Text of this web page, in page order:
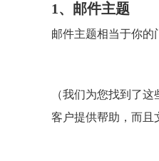
1、邮件主题
邮件主题相当于你的
（我们为您找到了
客户提供帮助，而且